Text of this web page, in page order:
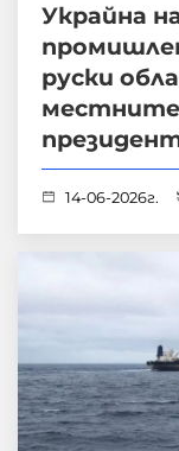
Украйна
руски
местните
14-06-2026г.